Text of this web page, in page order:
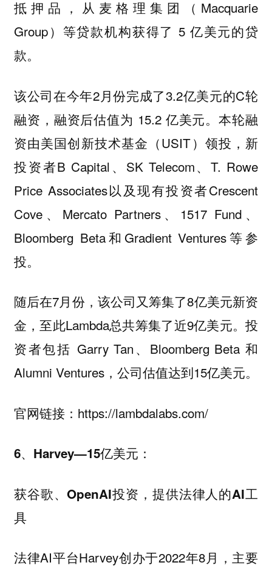
抵押品，从麦格理集团（Macquarie
Group）等贷款机构获得了 5 亿美元的贷
款。
该公司在今年2月份完成了3.2亿美元的C轮
融资，融资后估值为 15.2 亿美元。本轮融
资由美国创新技术基金（USIT）领投，新
投资者B Capital、SK Telecom、T. Rowe
Price Associates以及现有投资者Crescent
Cove、Mercato Partners、1517 Fund、
Bloomberg Beta和Gradient Ventures等参
投。
随后在7月份，该公司又筹集了8亿美元新资
金，至此Lambda总共筹集了近9亿美元。投
资者包括 Garry Tan、Bloomberg Beta 和
Alumni Ventures，公司估值达到15亿美元。
官网链接：https://lambdalabs.com/
6、Harvey—15亿美元：
获谷歌、OpenAI投资，提供法律人的AI工
具
法律AI平台Harvey创办于2022年8月，主要